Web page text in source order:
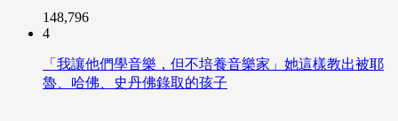
148,796
4
「我讓他們學音樂，但不培養音樂家」她這樣教出被耶
魯、哈佛、史丹佛錄取的孩子